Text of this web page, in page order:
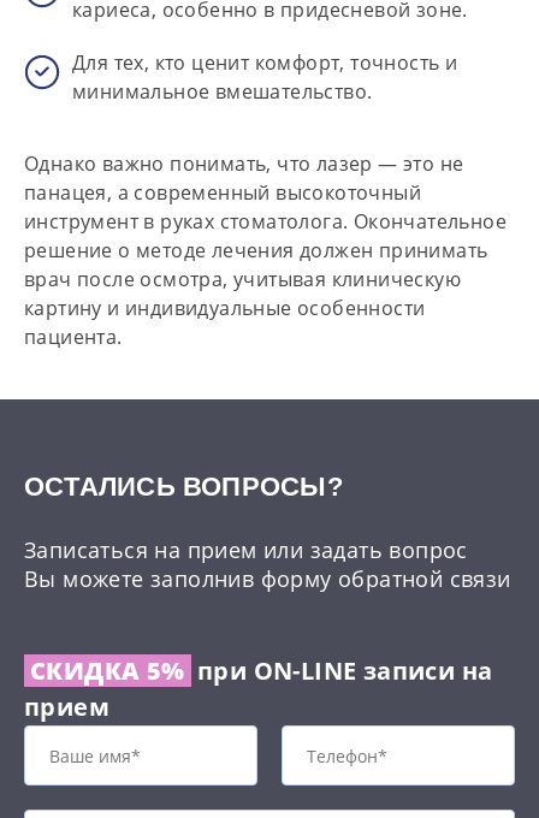
кариеса, особенно в придесневой зоне.
Для тех, кто ценит комфорт, точность и
минимальное вмешательство.
Однако важно понимать, что лазер — это не
панацея, а современный высокоточный
инструмент в руках стоматолога. Окончательное
решение о методе лечения должен принимать
врач после осмотра, учитывая клиническую
картину и индивидуальные особенности
пациента.
ОCТАЛИСЬ ВОПРОСЫ?
Записаться на прием или задать вопрос
Вы можете заполнив форму обратной связи
СКИДКА 5% при ON-LINE записи на
прием